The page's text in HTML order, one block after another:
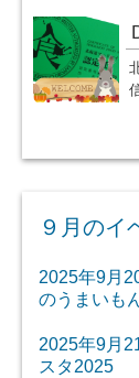
９月のイ
2025年9月
のうまいも
2025年9月
スタ2025